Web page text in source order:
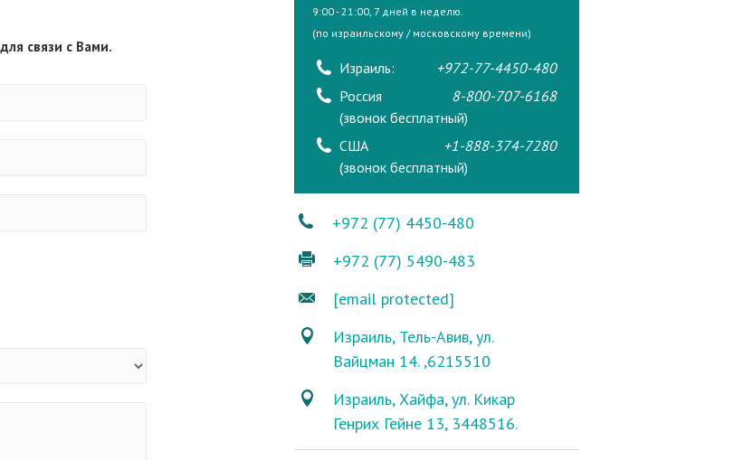
связи с Вами.
9:00 - 21:00, 7 дней в неделю.
(по израильскому / московскому времени)
Израиль:
+972-77-4450-480
Россия
(звонок бесплатный)
8-800-707-6168
США
(звонок бесплатный)
+1-888-374-7280
+972 (77) 4450-480
+972 (77) 5490-483
[email protected]
Израиль, Тель-Авив, ул.
Вайцман 14. ,6215510
Израиль, Хайфа, ул. Кикар
Генрих Гейне 13, 3448516.